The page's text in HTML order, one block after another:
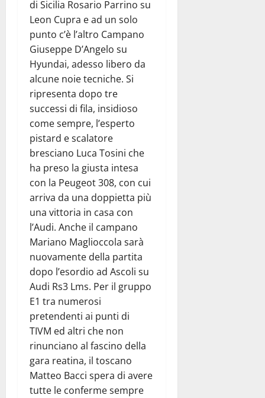
di Sicilia Rosario Parrino su
Leon Cupra e ad un solo
punto c’è l’altro Campano
Giuseppe D’Angelo su
Hyundai, adesso libero da
alcune noie tecniche. Si
ripresenta dopo tre
successi di fila, insidioso
come sempre, l’esperto
pistard e scalatore
bresciano Luca Tosini che
ha preso la giusta intesa
con la Peugeot 308, con cui
arriva da una doppietta più
una vittoria in casa con
l’Audi. Anche il campano
Mariano Maglioccola sarà
nuovamente della partita
dopo l’esordio ad Ascoli su
Audi Rs3 Lms. Per il gruppo
E1 tra numerosi
pretendenti ai punti di
TIVM ed altri che non
rinunciano al fascino della
gara reatina, il toscano
Matteo Bacci spera di avere
tutte le conferme sempre